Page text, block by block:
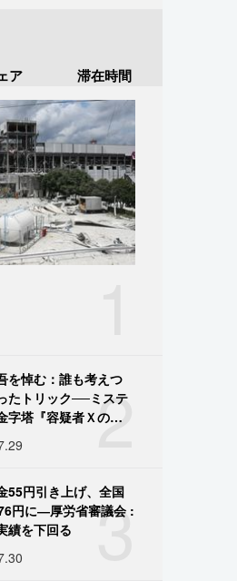
ア 滞在時間
2
を悼む：誰も考えつ
たトリック──ミステ
字塔『容疑者Ｘの献
3
55円引き上げ、全国
円に―厚労省審議会 :
績を下回る